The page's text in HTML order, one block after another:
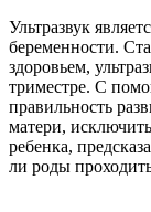
Ультразвук
беременности.
здоровьем,
триместре. С
правильность
матери,
ребенка,
ли роды